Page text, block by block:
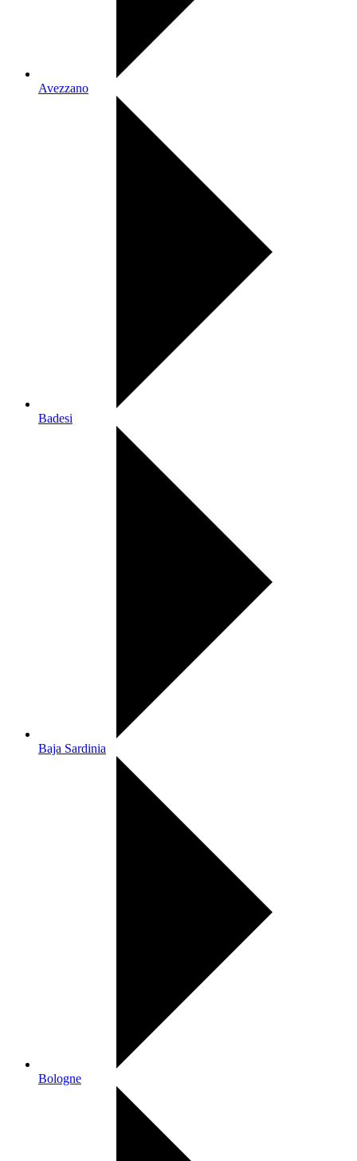
Avezzano
Badesi
Baja Sardinia
Bologne